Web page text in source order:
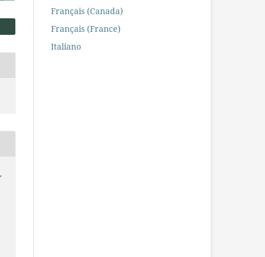
Français (Canada)
Français (France)
Italiano